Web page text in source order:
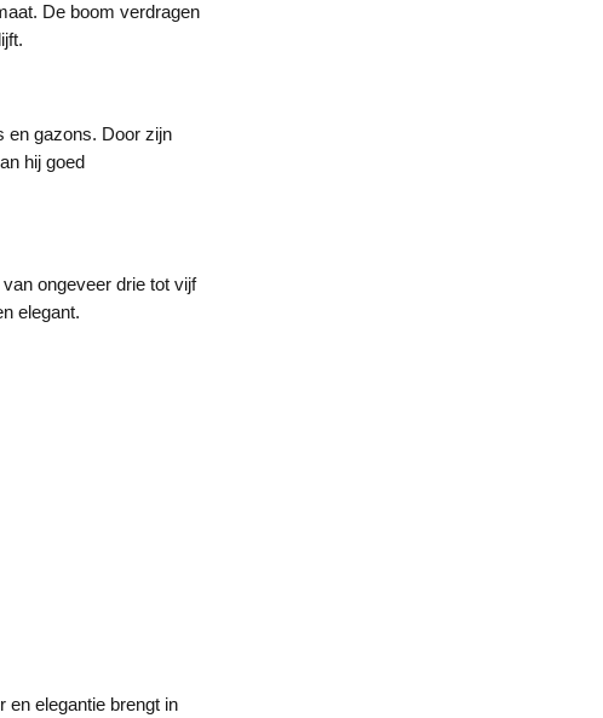
De boom verdragen
en gazons. Door zijn
hij goed
ongeveer drie tot vijf
elegant.
en elegantie brengt in